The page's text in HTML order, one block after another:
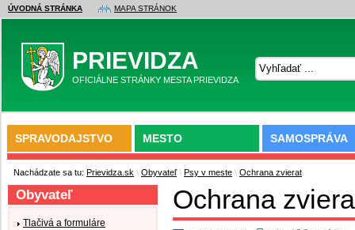
ÚVODNÁ STRÁNKA MAPA STRÁNOK
PRIEVIDZA
OFICIÁLNE STRÁNKY MESTA PRIEVIDZA
SPRAVODAJSTVO MESTO SAMOSPRÁVA
Nachádzate sa tu: Prievidza.sk \ Obyvateľ \ Psy v meste \ Ochrana zvierat
Ochrana
Obyvateľ
Tlačivá a formuláre